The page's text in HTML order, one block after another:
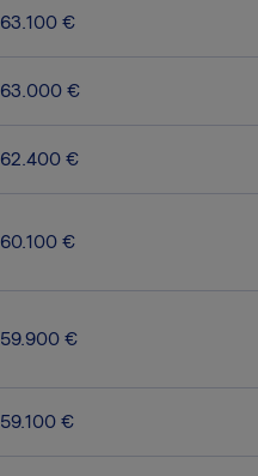
63.100 €
63.000 €
62.400 €
60.100 €
59.900 €
59.100 €